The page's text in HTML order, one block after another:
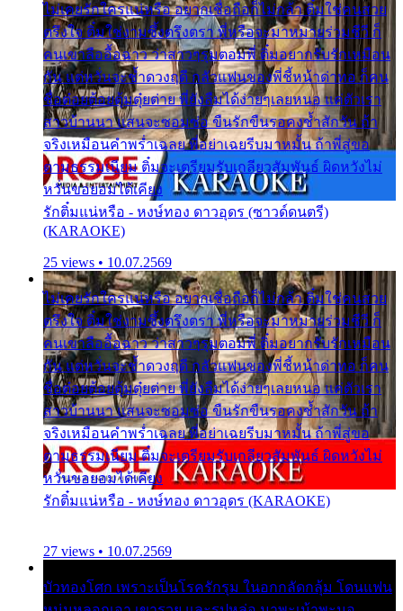
ไม่เคยรักใครแน่หรือ อยากเชื่อถือก็ไม่กล้า ติ๋มใช่คนสวย
ตรึงใจ ติ๋มใช่งามซึ้งตรึงตรา พี่หรือจะมาหมายร่วมชีวี ก็
คนเขาลืออื้อฉาว ว่าสาวๆรุมตอมพี่ ติ๋มอยากรับรักเหมือน
กัน แต่หวั่นจะช้ำดวงฤดี กลัวแฟนของพี่ชี้หน้าด่าทอ ก็คน
ชื่อต๋อยต้อยตุ้มตุ๋ยต่าย พี่ยังลืมได้ง่ายๆเลยหนอ แค่ตัวเรา
สาวบ้านนา แสนจะซอมซ่อ ขืนรักขืนรอคงช้ำสักวัน ถ้า
จริงเหมือนคำพร่ำเฉลย พี่อย่าเฉยรีบมาหมั้น ถ้าพี่สู่ขอ
ตามธรรมเนียม ติ๋มจะเตรียมรับเกลียวสัมพันธ์ ผิดหวังไม่
หวั่นขอยอมได้เคียง
รักติ๋มแน่หรือ - หงษ์ทอง ดาวอุดร (ซาวด์ดนตรี)
(KARAOKE)
25 views • 10.07.2569
ไม่เคยรักใครแน่หรือ อยากเชื่อถือก็ไม่กล้า ติ๋มใช่คนสวย
ตรึงใจ ติ๋มใช่งามซึ้งตรึงตรา พี่หรือจะมาหมายร่วมชีวี ก็
คนเขาลืออื้อฉาว ว่าสาวๆรุมตอมพี่ ติ๋มอยากรับรักเหมือน
กัน แต่หวั่นจะช้ำดวงฤดี กลัวแฟนของพี่ชี้หน้าด่าทอ ก็คน
ชื่อต๋อยต้อยตุ้มตุ๋ยต่าย พี่ยังลืมได้ง่ายๆเลยหนอ แค่ตัวเรา
สาวบ้านนา แสนจะซอมซ่อ ขืนรักขืนรอคงช้ำสักวัน ถ้า
จริงเหมือนคำพร่ำเฉลย พี่อย่าเฉยรีบมาหมั้น ถ้าพี่สู่ขอ
ตามธรรมเนียม ติ๋มจะเตรียมรับเกลียวสัมพันธ์ ผิดหวังไม่
หวั่นขอยอมได้เคียง
รักติ๋มแน่หรือ - หงษ์ทอง ดาวอุดร (KARAOKE)
27 views • 10.07.2569
บัวทองโศก เพราะเป็นโรครักรุม ในอกกลัดกลุ้ม โดนแฟน